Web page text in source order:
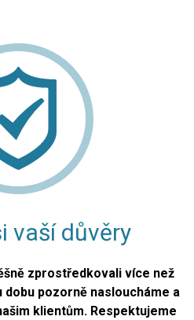
vaší důvěry
zprostředkovali více než
dobu pozorně nasloucháme a
klientům. Respektujeme